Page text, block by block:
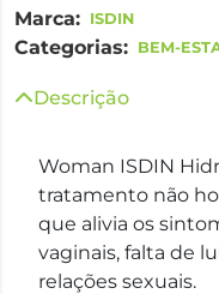
Marca: ISDIN
Categorias: BEM-
Descrição
Woman ISDIN
tratamento não
que alivia os
vaginais, falta de
relações sexuais.